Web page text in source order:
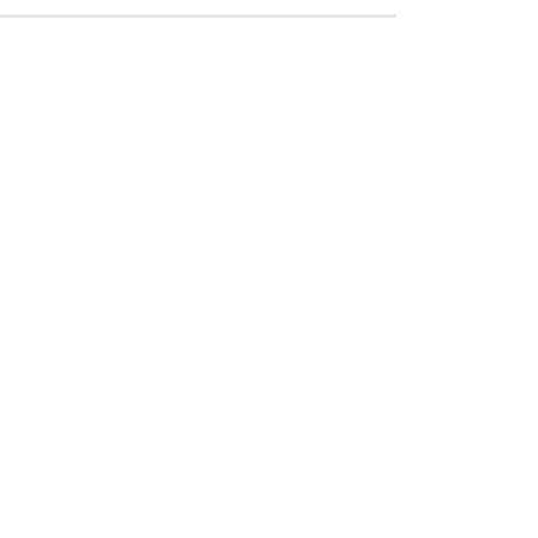
waardoor het soms helemaal kan gaan trillen